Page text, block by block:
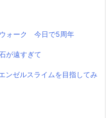
ウォーク 今日で5周年
が遠すぎて
ンゼルスライムを目指してみ